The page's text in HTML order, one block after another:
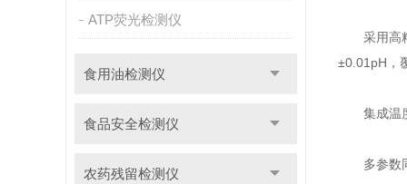
ATP荧光检测仪
食用油检测仪
食品安全检测仪
农药残留检测仪
采用高精
±0.01pH，
集成温度
多参数同